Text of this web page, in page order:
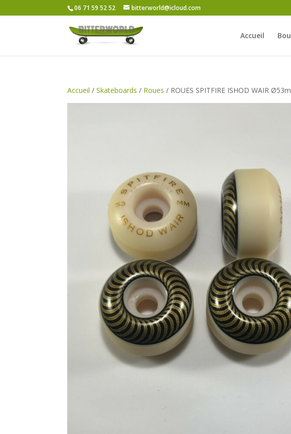
06 71 59 52 52 bitterworld@icloud.com
Accueil
Accueil /Skateboards / Roues / ROUES SPITFIRE ISHOD WAIR